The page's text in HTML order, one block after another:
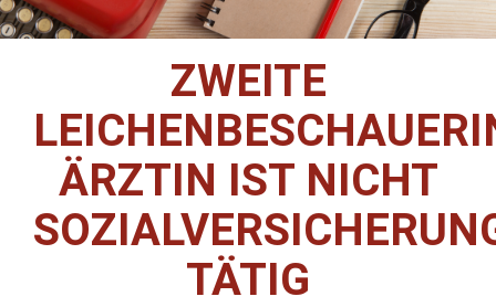
ZWEITE
ÄRZTIN IST NICHT
TÄTIG